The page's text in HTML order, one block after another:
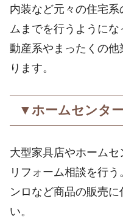
内装など元々の住宅
ムまでを行うように
動産系やまったくの
ります。
▼ホームセンタ
大型家具店やホーム
リフォーム相談を行
ンロなど商品の販売
い。